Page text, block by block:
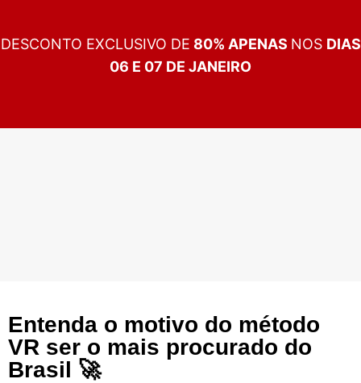
DESCONTO EXCLUSIVO DE 80% APENAS NOS DIAS
06 E 07 DE JANEIRO
Entenda o motivo do método
VR ser o mais procurado do
Brasil 🚀